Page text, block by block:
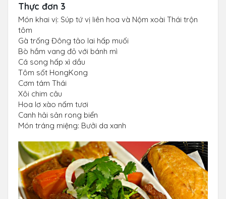
Thực đơn 3
Món khai vị: Súp tứ vị liên hoa và Nộm xoài Thái trộn
tôm
Gà trống Đông tảo lai hấp muối
Bò hầm vang đỏ với bánh mì
Cá song hấp xì dầu
Tôm sốt HongKong
Cơm tám Thái
Xôi chim câu
Hoa lơ xào nấm tươi
Canh hải sản rong biển
Món tráng miệng: Bưởi da xanh